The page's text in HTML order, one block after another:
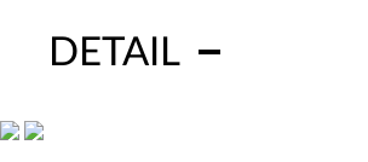
DETAIL